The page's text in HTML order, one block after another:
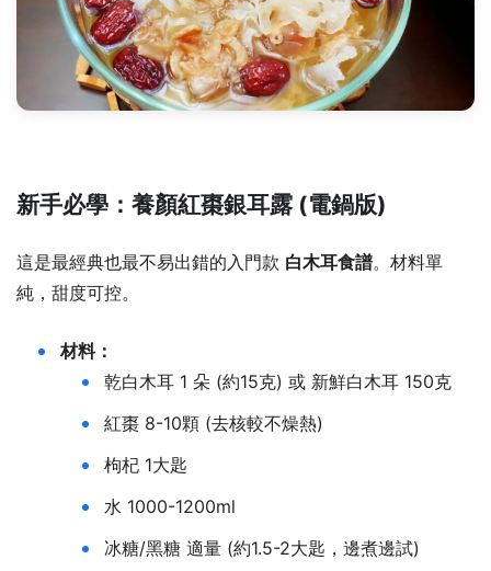
新手必學：養顏紅棗銀耳露 (電鍋版)
這是最經典也最不易出錯的入門款 白木耳食譜。材料單
純，甜度可控。
材料：
乾白木耳 1 朵 (約15克) 或 新鮮白木耳 150克
紅棗 8-10顆 (去核較不燥熱)
枸杞 1大匙
水 1000-1200ml
冰糖/黑糖 適量 (約1.5-2大匙，邊煮邊試)